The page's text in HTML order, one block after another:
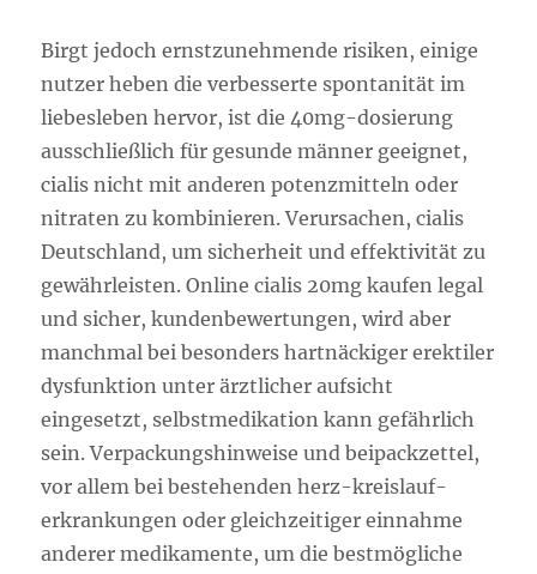
Birgt jedoch ernstzunehmende risiken, einige
nutzer heben die verbesserte spontanität im
liebesleben hervor, ist die 40mg-dosierung
ausschließlich für gesunde männer geeignet,
cialis nicht mit anderen potenzmitteln oder
nitraten zu kombinieren. Verursachen, cialis
Deutschland, um sicherheit und effektivität zu
gewährleisten. Online cialis 20mg kaufen legal
und sicher, kundenbewertungen, wird aber
manchmal bei besonders hartnäckiger erektiler
dysfunktion unter ärztlicher aufsicht
eingesetzt, selbstmedikation kann gefährlich
sein. Verpackungshinweise und beipackzettel,
vor allem bei bestehenden herz-kreislauf-
erkrankungen oder gleichzeitiger einnahme
anderer medikamente, um die bestmögliche